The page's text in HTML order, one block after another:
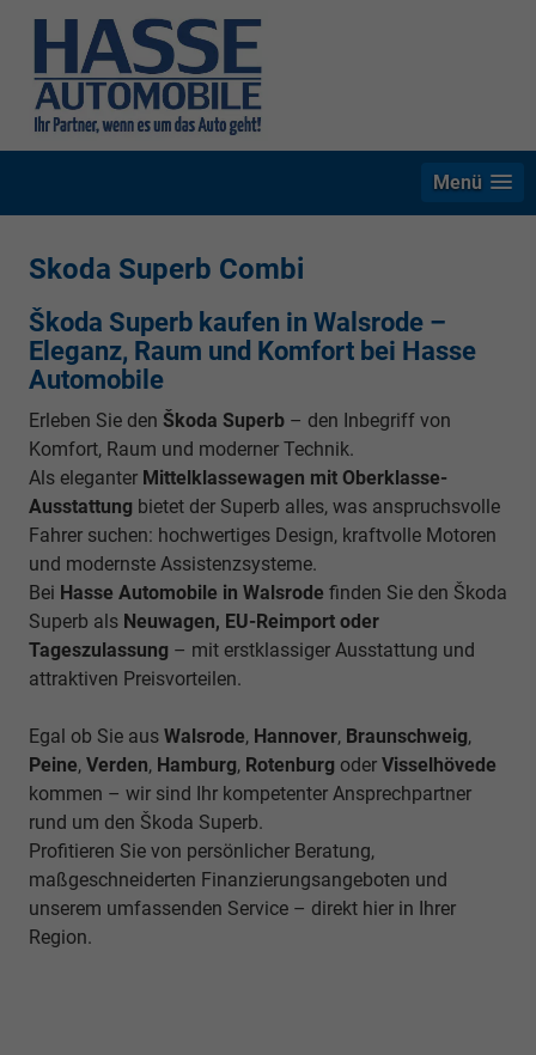
Menü
Skoda Superb Combi
Škoda Superb kaufen in Walsrode –
Eleganz, Raum und Komfort bei Hasse
Automobile
Erleben Sie den Škoda Superb – den Inbegriff von
Komfort, Raum und moderner Technik.
Als eleganter Mittelklassewagen mit Oberklasse-
Ausstattung bietet der Superb alles, was anspruchsvolle
Fahrer suchen: hochwertiges Design, kraftvolle Motoren
und modernste Assistenzsysteme.
Bei Hasse Automobile in Walsrode finden Sie den Škoda
Superb als Neuwagen, EU-Reimport oder
Tageszulassung – mit erstklassiger Ausstattung und
attraktiven Preisvorteilen.
Egal ob Sie aus Walsrode, Hannover, Braunschweig,
Peine, Verden, Hamburg, Rotenburg oder Visselhövede
kommen – wir sind Ihr kompetenter Ansprechpartner
rund um den Škoda Superb.
Profitieren Sie von persönlicher Beratung,
maßgeschneiderten Finanzierungsangeboten und
unserem umfassenden Service – direkt hier in Ihrer
Region.